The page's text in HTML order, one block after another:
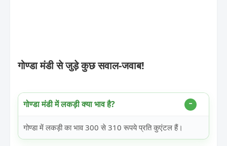
गोण्डा मंडी से जुड़े कुछ सवाल-जवाब!
गोण्डा मंडी में लकड़ी क्या भाव है?
गोण्डा में लकड़ी का भाव 300 से 310 रूपये प्रति कुएंटल हैं।